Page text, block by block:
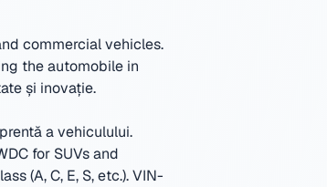
commercial vehicles.
the automobile in
și inovație.
a vehiculului.
for SUVs and
(A, C, E, S, etc.).VIN-